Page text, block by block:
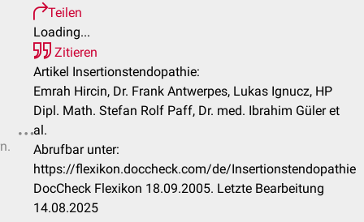
Teilen
Loading...
Zitieren
Artikel Insertionstendopathie:
Emrah Hircin, Dr. Frank Antwerpes, Lukas Ignucz, HP
Dipl. Math. Stefan Rolf Paff, Dr. med. Ibrahim Güler et
al.
Abrufbar unter:
https://flexikon.doccheck.com/de/Insertionstendopathie
DocCheck Flexikon 18.09.2005. Letzte Bearbeitung
14.08.2025